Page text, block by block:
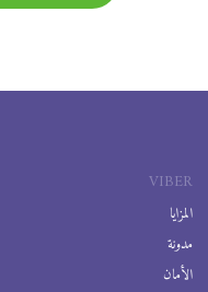
VIBER
المزايا
مدونة
الأمان